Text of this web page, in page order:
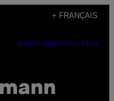
+ FRANÇAIS
SUBSCRIBENEWSLETTER